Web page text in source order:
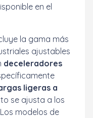
en el
la gama más
ajustables
deceleradores
ligeras a
se ajusta a los
modelos de